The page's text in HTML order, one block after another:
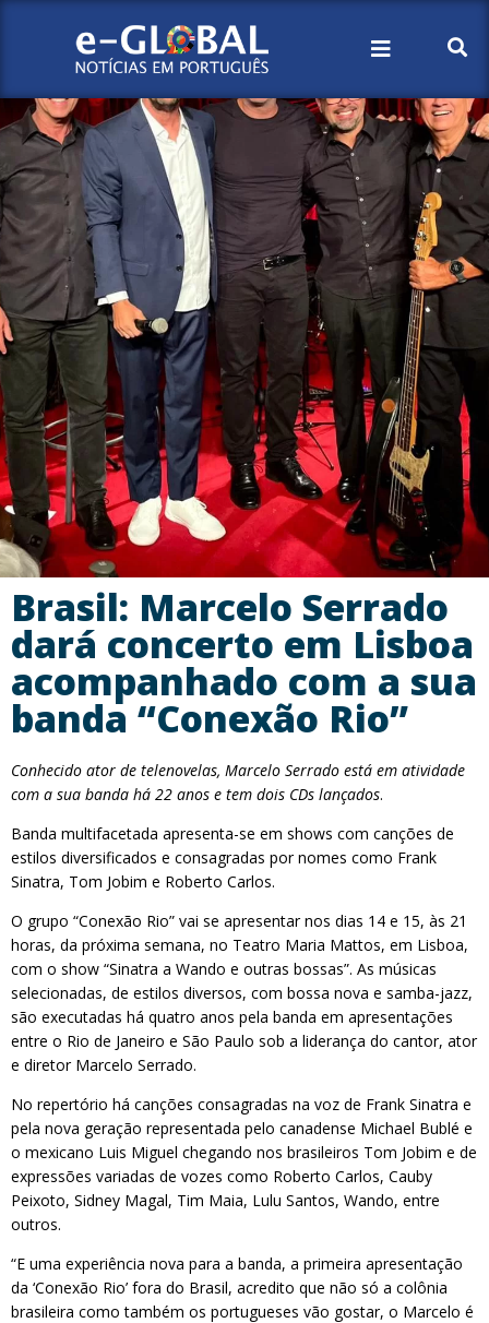
Brasil: Marcelo Serrado
dará concerto em Lisboa
acompanhado com a sua
banda “Conexão Rio”
Conhecido ator de telenovelas, Marcelo Serrado está em atividade
com a sua banda há 22 anos e tem dois CDs lançados.
Banda multifacetada apresenta-se em shows com canções de
estilos diversificados e consagradas por nomes como Frank
Sinatra, Tom Jobim e Roberto Carlos.
O grupo “Conexão Rio” vai se apresentar nos dias 14 e 15, às 21
horas, da próxima semana, no Teatro Maria Mattos, em Lisboa,
com o show “Sinatra a Wando e outras bossas”. As músicas
selecionadas, de estilos diversos, com bossa nova e samba-jazz,
são executadas há quatro anos pela banda em apresentações
entre o Rio de Janeiro e São Paulo sob a liderança do cantor, ator
e diretor Marcelo Serrado.
No repertório há canções consagradas na voz de Frank Sinatra e
pela nova geração representada pelo canadense Michael Bublé e
o mexicano Luis Miguel chegando nos brasileiros Tom Jobim e de
expressões variadas de vozes como Roberto Carlos, Cauby
Peixoto, Sidney Magal, Tim Maia, Lulu Santos, Wando, entre
outros.
“E uma experiência nova para a banda, a primeira apresentação
da ‘Conexão Rio’ fora do Brasil, acredito que não só a colônia
brasileira como também os portugueses vão gostar, o Marcelo é